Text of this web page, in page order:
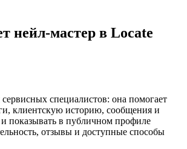
нейл-мастер в Locate
специалистов: она помогает
клиентскую историю, сообщения и
показывать в публичном профиле
отзывы и доступные способы